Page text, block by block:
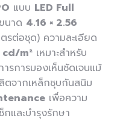
แบบ LED Full
ขนาด 4.16 × 2.56
รต่อชุด) ความละเอียด
m² เหมาะสำหรับ
รการมองเห็นชัดเจนแม้
ตจากเหล็กชุบกันสนิม
เพื่อความ
กและบำรุงรักษา